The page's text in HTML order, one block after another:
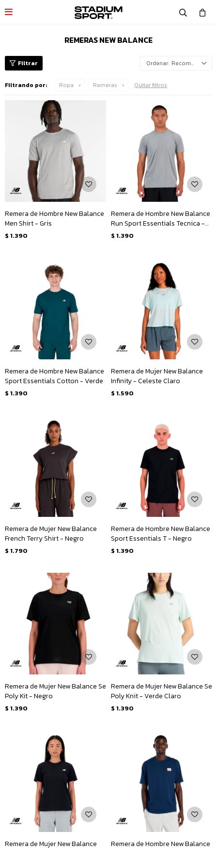

REMERAS NEW BALANCE
Recomendados
Filtrando por: Ropa Remeras Quitar filtros
Remera de Hombre New Balance
Men Shirt - Gris
$ 1.390
Remera de Hombre New Balance
Run Sport Essentials Tecnica -
Gris
$ 1.390
Remera de Hombre New Balance
Sport Essentials Cotton - Verde
$ 1.390
Remera de Mujer New Balance
Infinity - Celeste Claro
$ 1.590
Remera de Mujer New Balance
French Terry Shirt - Negro
$ 1.790
Remera de Hombre New Balance
Sport Essentials T - Negro
$ 1.390
Remera de Mujer New Balance Se
Poly Kit - Negro
$ 1.390
Remera de Mujer New Balance Se
Poly Knit - Verde Claro
$ 1.390
Remera de Mujer New Balance
Remera de Hombre New Balance